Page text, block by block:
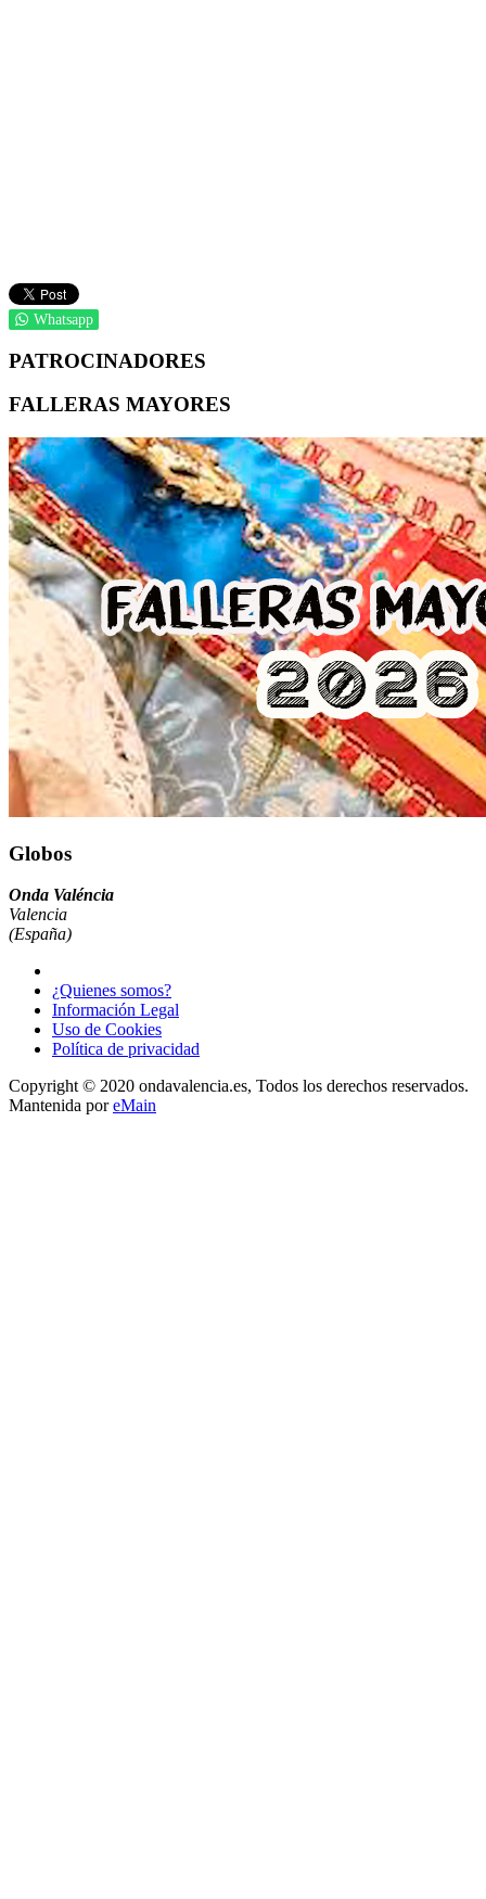
Whatsapp
PATROCINADORES
FALLERAS MAYORES
Globos
Onda Valéncia
Valencia
(España)
¿Quienes somos?
Información Legal
Uso de Cookies
Política de privacidad
Copyright © 2020 ondavalencia.es, Todos los derechos reservados.
Mantenida poreMain